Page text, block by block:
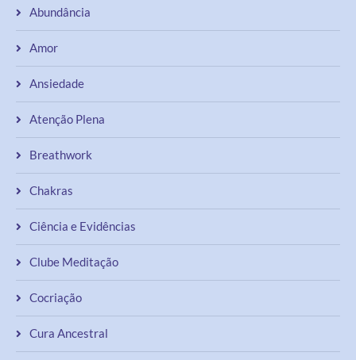
Abundância
Amor
Ansiedade
Atenção Plena
Breathwork
Chakras
Ciência e Evidências
Clube Meditação
Cocriação
Cura Ancestral